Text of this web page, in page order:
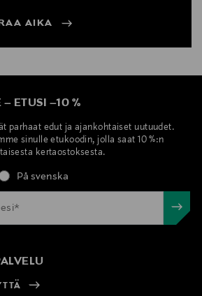
AIKA
– ETUSI –10 %
parhaat edut ja ajankohtaiset uutuudet.
sinulle etukoodin, jolla saat 10 %:n
kertaostoksesta.
På svenska